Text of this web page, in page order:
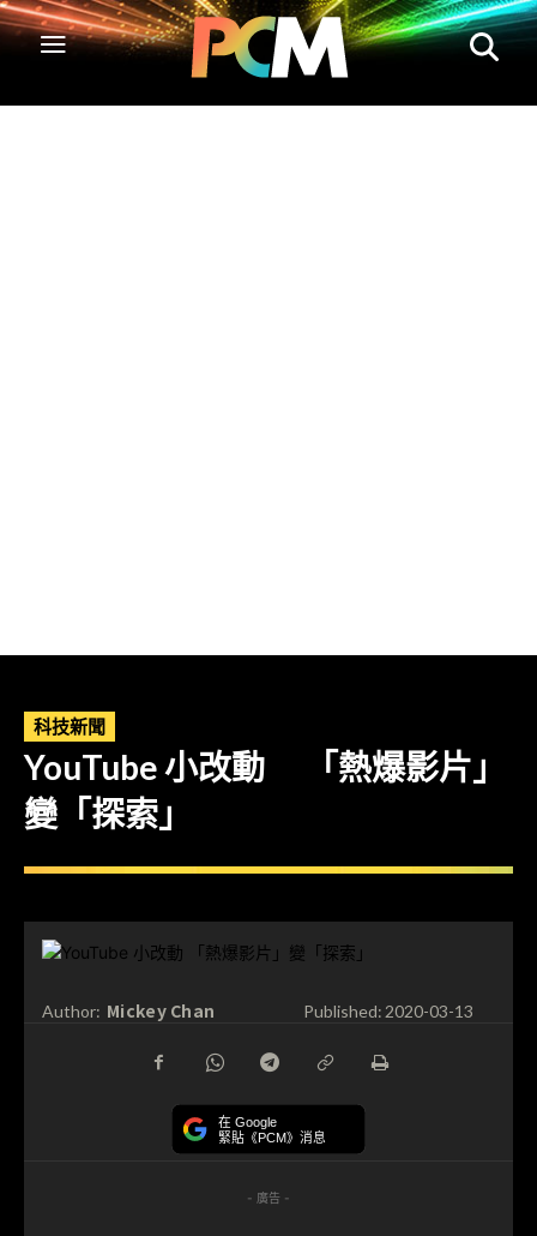
科技新聞
YouTube 小改動 「熱爆影片」
變「探索」
Author: Mickey Chan Published:2020-03-13
在 Google
緊貼《PCM》消息
- 廣告 -